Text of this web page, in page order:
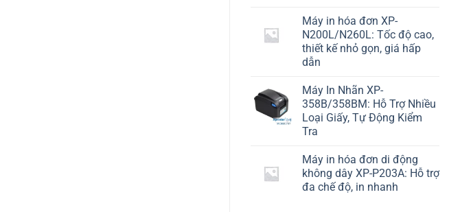
Máy in hóa đơn XP-
N200L/N260L: Tốc độ cao,
thiết kế nhỏ gọn, giá hấp
dẫn
Máy In Nhãn XP-
358B/358BM: Hỗ Trợ Nhiều
Loại Giấy, Tự Động Kiểm
Tra
Máy in hóa đơn di động
không dây XP-P203A: Hỗ trợ
đa chế độ, in nhanh